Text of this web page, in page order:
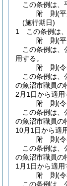
この条例は、
附 則(
(施行期日)
1
この条例は
附 則(
この条例は、
用する。
附 則(
この条例は、
の魚沼市職員の
2月1日から適用
附 則(
この条例は、
の魚沼市職員の
10月1日から適
附 則(
この条例は、
の魚沼市職員の
1月1日から適用
附 則(
この条例は、